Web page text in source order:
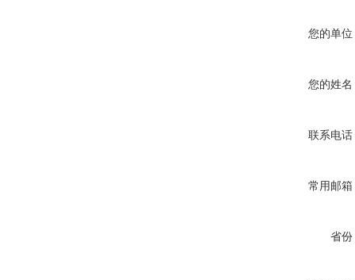
您的单位
您的姓名
联系电话
常用邮箱
省份